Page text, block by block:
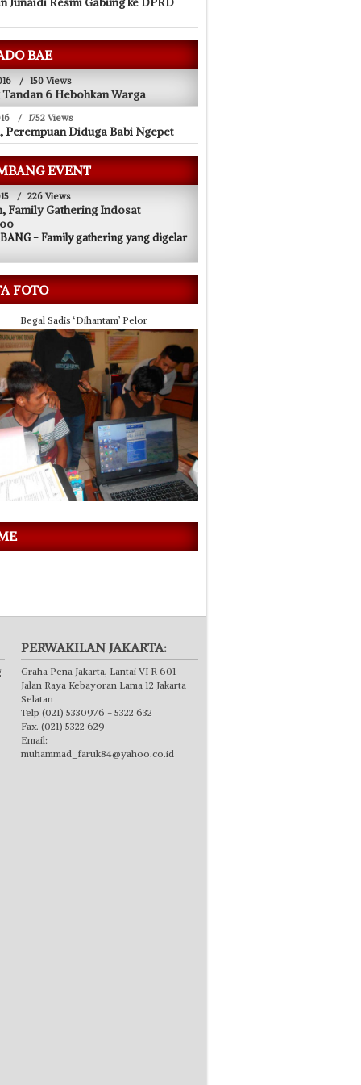
BAE
/ 150 Views
Tandan 6 Hebohkan Warga
/ 1752 Views
Perempuan Diduga Babi Ngepet
EVENT
/ 226 Views
Family Gathering Indosat
- Family gathering yang digelar
FOTO
Begal Sadis ‘Dihantam’ Pelor
PERWAKILAN JAKARTA:
Graha Pena Jakarta, Lantai VI R 601
Jalan Raya Kebayoran Lama 12 Jakarta
Selatan
Telp (021) 5330976 - 5322 632
Fax. (021) 5322 629
Email:
muhammad_faruk84@yahoo.co.id